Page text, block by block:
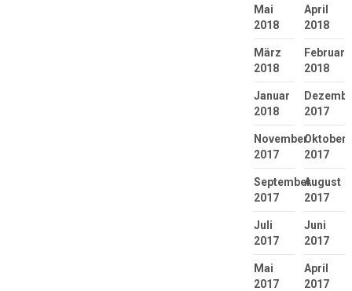
Mai
2018
April
2018
März
2018
Februar
2018
Januar
2018
2017
November
2017
Oktober
2017
September
2017
August
2017
Juli
2017
Juni
2017
Mai
2017
April
2017